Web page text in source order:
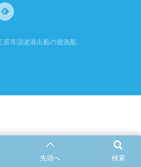
原市須波港出船の遊漁船
検索
先頭へ